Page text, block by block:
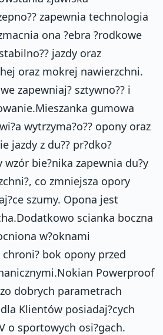
zapewnia technologia
ona ?ebra ?rodkowe
jazdy oraz
oraz mokrej nawierzchni.
zapewniaj? sztywno?? i
gumowa
wytrzyma?o?? opony oraz
jazdy z du?? pr?dko?
wzór bie?nika zapewnia du?y
co zmniejsza opory
szumy. Opona jest
scianka boczna
w?oknami
bok opony przed
Powerproof
dobrych parametrach
Klientów posiadaj?cych
o sportowych osi?gach.